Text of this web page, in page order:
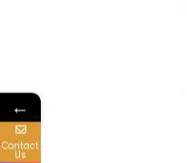
←
Contact
Us